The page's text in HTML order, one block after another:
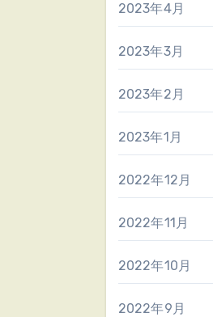
2023年4月
2023年3月
2023年2月
2023年1月
2022年12月
2022年11月
2022年10月
2022年9月